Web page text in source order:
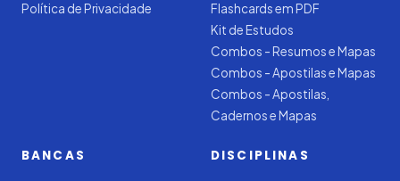
Política de Privacidade
Flashcards em PDF
Kit de Estudos
Combos - Resumos e Mapas
Combos - Apostilas e Mapas
Combos - Apostilas,
Cadernos e Mapas
BANCAS DISCIPLINAS